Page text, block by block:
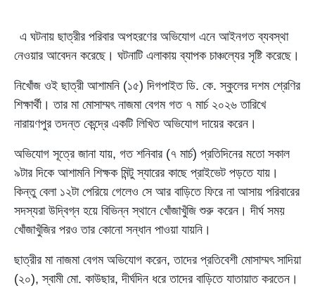
এ ঘটনায় ছাত্রীর পরিবার অপহরণের অভিযোগ এনে আইনগত ব্যবস্থা
নেওয়ার আবেদন করেছে। ঘটনাটি এলাকায় ব্যাপক চাঞ্চল্যের সৃষ্টি করেছে।
নিখোঁজ ওই ছাত্রী আশামনি (১৫) দিগপাইত ডি. কে. স্কুলের দশম শ্রেণির
শিক্ষার্থী। তার মা মোসাম্মৎ নাজমা বেগম গত ৭ মার্চ ২০২৬ তারিখে
নারায়ণপুর তদন্ত কেন্দ্রে একটি লিখিত অভিযোগ দায়ের করেন।
অভিযোগ সূত্রে জানা যায়, গত শনিবার (৭ মার্চ) প্রতিদিনের মতো সকাল
৯টার দিকে আশামনি শিক্ষক মিন্টু স্যারের কাছে প্রাইভেট পড়তে যায়।
কিন্তু বেলা ১২টা পেরিয়ে গেলেও সে আর বাড়িতে ফিরে না আসায় পরিবারের
সদস্যরা উদ্বিগ্ন হয়ে বিভিন্ন স্থানে খোঁজাখুঁজি শুরু করেন। দীর্ঘ সময়
খোঁজাখুঁজির পরও তার কোনো সন্ধান পাওয়া যায়নি।
ছাত্রীর মা নাজমা বেগম অভিযোগ করেন, তাদের প্রতিবেশী মোসাম্মৎ সাদিয়া
(২০), স্বামী মো. কাউছার, দীর্ঘদিন ধরে তাদের বাড়িতে যাতায়াত করতেন।